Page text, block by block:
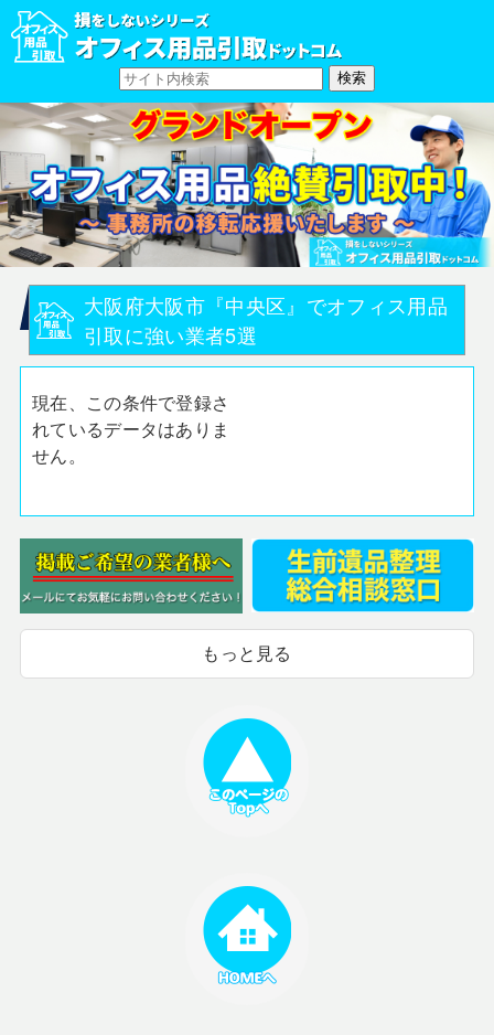
大阪府大阪市『中央区』でオフィス用品
引取に強い業者5選
現在、この条件で登録さ
れているデータはありま
せん。
もっと見る